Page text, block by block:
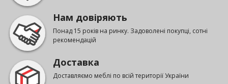
Нам довіряють
Понад 15 років на ринку. Задоволені покупці, сотні
рекомендацій
Доставка
Доставляємо меблі по всій території України